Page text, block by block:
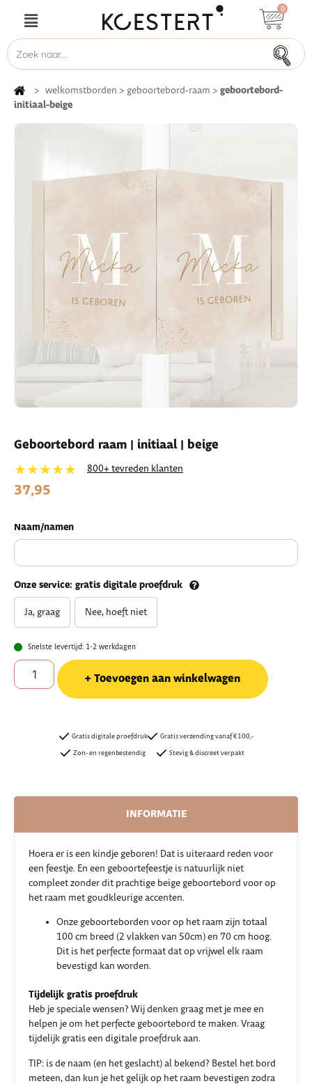
0
> welkomstborden > geboortebord-raam > geboortebord-
initiaal-beige
Geboortebord raam | initiaal | beige
★★★★★ 800+ tevreden klanten
37,95
Naam/namen
Onze service: gratis digitale proefdruk
Ja, graag Nee, hoeft niet
Snelste levertijd: 1-2 werkdagen
Toevoegen aan winkelwagen
Gratis digitale proefdruk
Zon- en regenbestendig
Gratis verzending vanaf €100,-
Stevig & discreet verpakt
INFORMATIE
Hoera er is een kindje geboren! Dat is uiteraard reden voor
een feestje. En een geboortefeestje is natuurlijk niet
compleet zonder dit prachtige beige geboortebord voor op
het raam met goudkleurige accenten.
Onze geboorteborden voor op het raam zijn totaal
100 cm breed (2 vlakken van 50cm) en 70 cm hoog.
Dit is het perfecte formaat dat op vrijwel elk raam
bevestigd kan worden.
Tijdelijk gratis proefdruk
Heb je speciale wensen? Wij denken graag met je mee en
helpen je om het perfecte geboortebord te maken. Vraag
tijdelijk gratis een digitale proefdruk aan.
TIP: is de naam (en het geslacht) al bekend? Bestel het bord
meteen, dan kun je het gelijk op het raam bevestigen zodra